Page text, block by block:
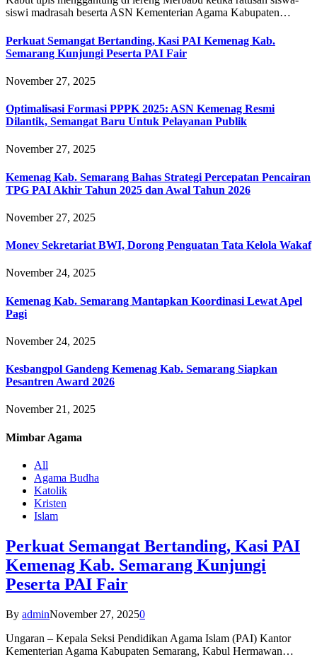
siswi madrasah beserta ASN Kementerian Agama Kabupaten…
Perkuat Semangat Bertanding, Kasi PAI Kemenag Kab.
Semarang Kunjungi Peserta PAI Fair
November 27, 2025
Optimalisasi Formasi PPPK 2025: ASN Kemenag Resmi
Dilantik, Semangat Baru Untuk Pelayanan Publik
November 27, 2025
Kemenag Kab. Semarang Bahas Strategi Percepatan Pencairan
TPG PAI Akhir Tahun 2025 dan Awal Tahun 2026
November 27, 2025
Monev Sekretariat BWI, Dorong Penguatan Tata Kelola Wakaf
November 24, 2025
Kemenag Kab. Semarang Mantapkan Koordinasi Lewat Apel
Pagi
November 24, 2025
Kesbangpol Gandeng Kemenag Kab. Semarang Siapkan
Pesantren Award 2026
November 21, 2025
Mimbar Agama
All
Agama Budha
Katolik
Kristen
Islam
Perkuat Semangat Bertanding, Kasi PAI
Kemenag Kab. Semarang Kunjungi
Peserta PAI Fair
By adminNovember 27, 20250
Ungaran – Kepala Seksi Pendidikan Agama Islam (PAI) Kantor
Kementerian Agama Kabupaten Semarang, Kabul Hermawan…